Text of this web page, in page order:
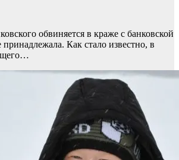
обвиняется в краже с банковской
принадлежала. Как стало известно, в